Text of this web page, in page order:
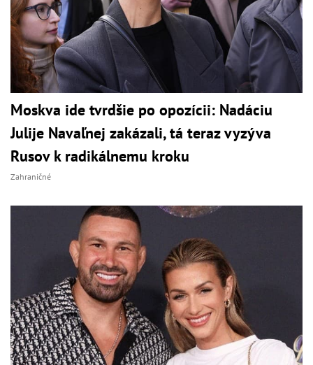
Moskva ide tvrdšie po opozícii: Nadáciu
Julije Navaľnej zakázali, tá teraz vyzýva
Rusov k radikálnemu kroku
Zahraničné